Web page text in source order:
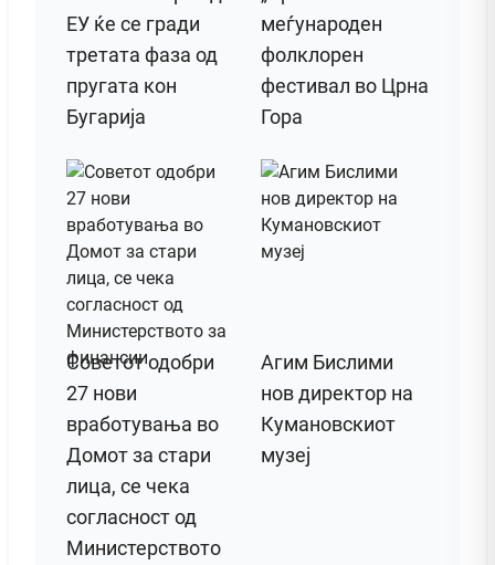
ЕУ ќе се гради
третата фаза од
пругата кон
Бугарија
меѓународен
фолклорен
фестивал во Црна
Гора
Советот одобри
27 нови
вработувања во
Домот за стари
лица, се чека
согласност од
Министерството
Агим Бислими
нов директор на
Кумановскиот
музеј